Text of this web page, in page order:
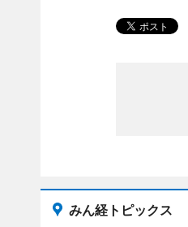
みん経トピックス